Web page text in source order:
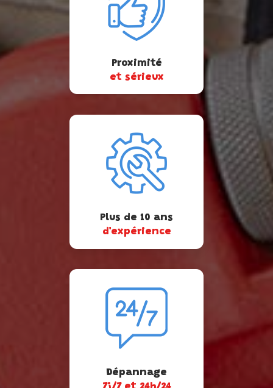
Proximité
et sérieux
Plus de 10 ans
d'expérience
Dépannage